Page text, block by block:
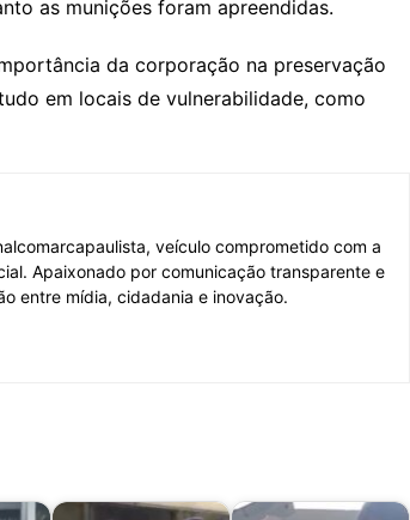
as munições foram apreendidas.
da corporação na preservação
em locais de vulnerabilidade, como
veículo comprometido com a
Apaixonado por comunicação transparente e
entre mídia, cidadania e inovação.